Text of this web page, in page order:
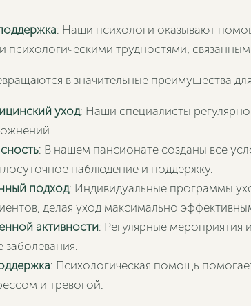
: Наши психологи оказывают
трудностями,
в значительные преимущества
уход: Наши специалисты
: В нашем пансионате созданы все
наблюдение и поддержку.
подход: Индивидуальные программы
делая уход максимально
активности: Регулярные мероприятия
заболевания.
: Психологическая помощь
и тревогой.